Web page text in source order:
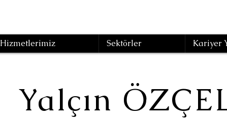
Hizmetlerimiz Sektörler Kariyer
Yalçın